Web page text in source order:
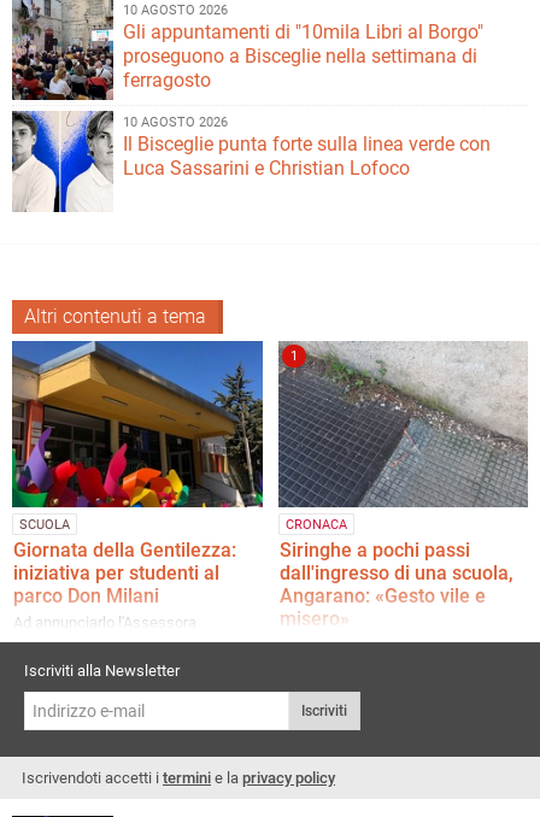
10 AGOSTO 2026
Gli appuntamenti di "10mila Libri al Borgo"
proseguono a Bisceglie nella settimana di
ferragosto
10 AGOSTO 2026
Il Bisceglie punta forte sulla linea verde con
Luca Sassarini e Christian Lofoco
Altri contenuti a tema
SCUOLA
Giornata della Gentilezza:
iniziativa per studenti al
parco Don Milani
Ad annunciarlo l'Assessora
all'Inclusione Roberta Rigante
1
CRONACA
Siringhe a pochi passi
dall'ingresso di una scuola,
Angarano: «Gesto vile e
misero»
Episodio sconcertante.
Iscriviti alla Newsletter
Iscriviti
Iscrivendoti accetti i termini e la privacy policy